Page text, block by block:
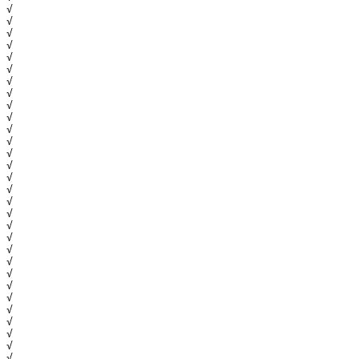
√
√
√
√
√
√
√
√
√
√
√
√
√
√
√
√
√
√
√
√
√
√
√
√
√
√
√
√
√